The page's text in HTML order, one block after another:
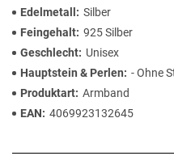
Edelmetall
Silber
Feingehalt 925 Silber
Geschlecht
Unisex
Hauptstein & Perlen
- Ohne
Produktart Armband
EAN
4069923132645